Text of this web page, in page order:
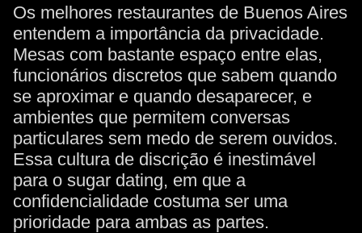
Os melhores restaurantes de Buenos Aires
entendem a importância da privacidade.
Mesas com bastante espaço entre elas,
funcionários discretos que sabem quando
se aproximar e quando desaparecer, e
ambientes que permitem conversas
particulares sem medo de serem ouvidos.
Essa cultura de discrição é inestimável
para o sugar dating, em que a
confidencialidade costuma ser uma
prioridade para ambas as partes.